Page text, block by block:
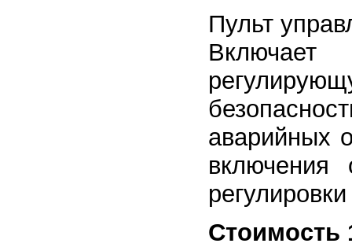
Пульт
аварийных
включения
Стоимость